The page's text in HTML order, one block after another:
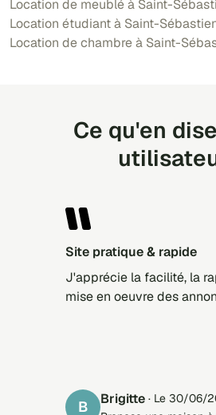
Location de meublé à Saint-
Location étudiant à Saint-
Location de chambre à Saint-
Ce qu'en
Site pratique & rapide
J'apprécie la facilité, la
mise en oeuvre des
B Brigitte · Le 30/06/